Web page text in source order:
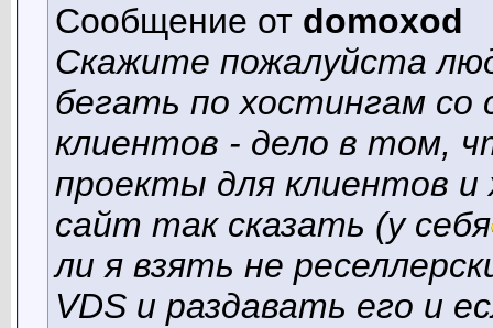
Сообщение от domoxod
Скажите пожалуйста
бегать по хостингам
клиентов - дело в том,
проекты для клиентов
сайт так сказать (у себя
ли я взять не
VDS и раздавать его и